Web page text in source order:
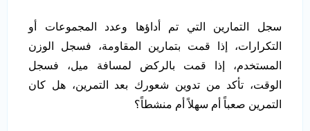
سجل التمارين التي تم أداؤها وعدد المجموعات أو
التكرارات، إذا قمت بتمارين المقاومة، فسجل الوزن
المستخدم، إذا قمت بالركض لمسافة ميل، فسجل
الوقت، تأكد من تدوين شعورك بعد التمرين، هل كان
التمرين صعباً أم سهلاً أم منشطاً؟